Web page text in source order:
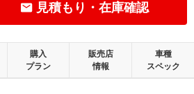
見積もり・在庫確認
購入
プラン
販売店
情報
車種
スペック